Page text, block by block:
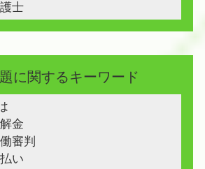
士
に関するキーワード
金
審判
い